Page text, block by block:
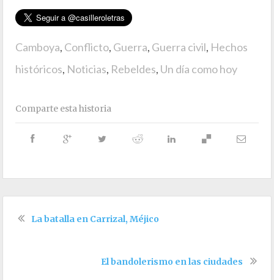
Camboya, Conflicto, Guerra, Guerra civil, Hechos
históricos, Noticias, Rebeldes, Un día como hoy
Comparte esta historia
La batalla en Carrizal, Méjico
El bandolerismo en las ciudades